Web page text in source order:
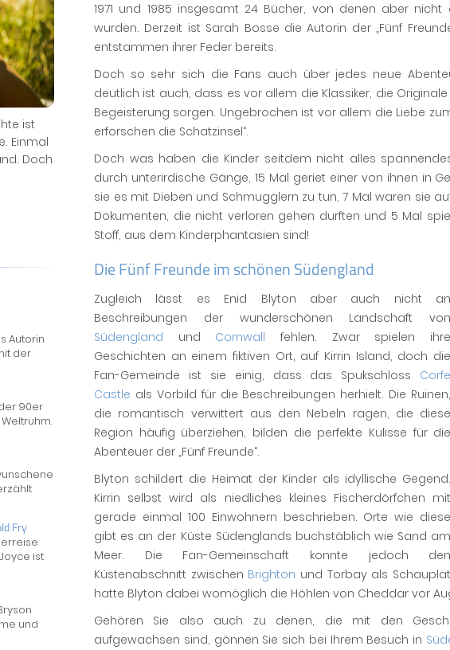
ist
Einmal
Doch
Autorin
der
90er
Fry
ist
und
1971 und 1985 insgesamt 24 Bücher, von denen aber
wurden. Derzeit ist Sarah Bosse die Autorin der „Fünf
entstammen ihrer Feder bereits.
Doch so sehr sich die Fans auch über jedes neue
deutlich ist auch, dass es vor allem die Klassiker, die
Begeisterung sorgen. Ungebrochen ist vor allem die Liebe
erforschen die Schatzinsel“.
Doch was haben die Kinder seitdem nicht alles
durch unterirdische Gänge, 15 Mal geriet einer von ihnen in
sie es mit Dieben und Schmugglern zu tun, 7 Mal waren sie
Dokumenten, die nicht verloren gehen durften und 5 Mal
Stoff, aus dem Kinderphantasien sind!
Die Fünf Freunde im schönen Südengland
Zugleich lässt es Enid Blyton aber auch nicht an
Beschreibungen der wunderschönen Landschaft von
Südengland und Cornwall fehlen. Zwar spielen ihre
Geschichten an einem fiktiven Ort, auf Kirrin Island, doch die
Fan-Gemeinde ist sie einig, dass das Spukschloss Corfe
Castle als Vorbild für die Beschreibungen herhielt. Die Ruinen,
die romantisch verwittert aus den Nebeln ragen, die diese
Region häufig überziehen, bilden die perfekte Kulisse für die
Abenteuer der „Fünf Freunde“.
Blyton schildert die Heimat der Kinder als idyllische Gegend.
Kirrin selbst wird als niedliches kleines Fischerdörfchen mit
gerade einmal 100 Einwohnern beschrieben. Orte wie diese
gibt es an der Küste Südenglands buchstäblich wie Sand am
Meer. Die Fan-Gemeinschaft konnte jedoch den
Küstenabschnitt zwischen Brighton und Torbay als
hatte Blyton dabei womöglich die Höhlen von Cheddar vor
Gehören Sie also auch zu denen, die mit den
aufgewachsen sind, gönnen Sie sich bei Ihrem Besuch in